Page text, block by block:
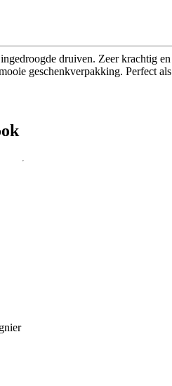
druiven. Zeer krachtig en
geschenkverpakking. Perfect als